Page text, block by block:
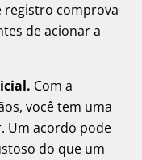
registro comprova
de acionar a
Com a
você tem uma
Um acordo pode
do que um